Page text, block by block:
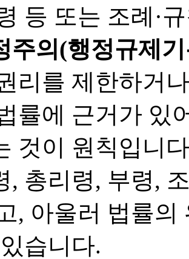
등 또는 조례·
주의(행정규제
리를 제한하거
률에 근거가 있
것이 원칙입니
, 총리령, 부령,
, 아울러 법률
습니다.